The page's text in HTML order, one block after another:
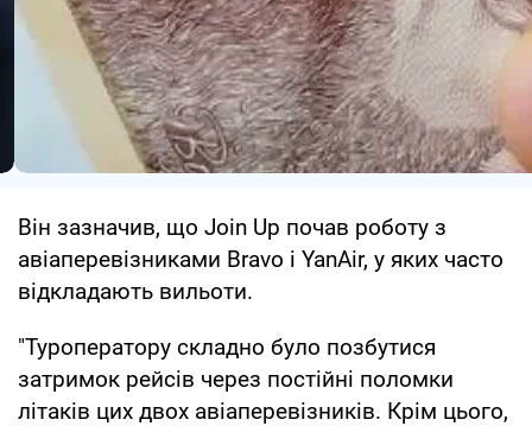
Він зазначив, що Join Up почав роботу з
авіаперевізниками Bravo і YanAir, у яких часто
відкладають вильоти.
"Туроператору складно було позбутися
затримок рейсів через постійні поломки
літаків цих двох авіаперевізників. Крім цього,